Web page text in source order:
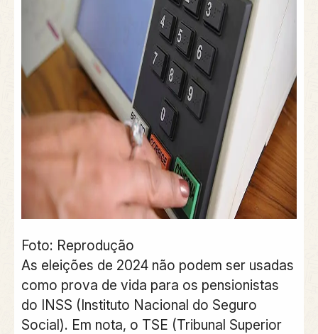
Foto: Reprodução
As eleições de 2024 não podem ser usadas
como prova de vida para os pensionistas
do INSS (Instituto Nacional do Seguro
Social). Em nota, o TSE (Tribunal Superior